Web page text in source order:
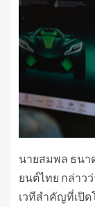
นายสมพล ธนา
ยนต์ไทย กล่าวว่
เวทีสำคัญที่เปิ